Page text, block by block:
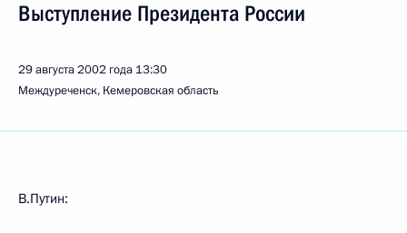
Выступление Президента России
29 августа 2002 года 13:30
Междуреченск, Кемеровская область
В.Путин: